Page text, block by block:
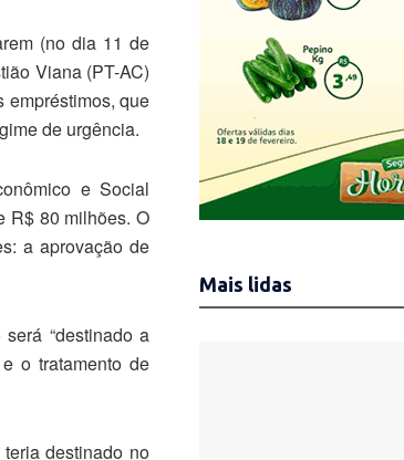
(no dia 11 de
Viana (PT-AC)
empréstimos, que
de urgência.
e Social
R$ 80 milhões. O
a aprovação de
“destinado a
o tratamento de
destinado no
Mais lidas